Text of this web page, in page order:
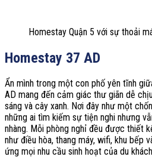
Homestay Quận 5 với sự thoải
Homestay 37 AD
Ẩn mình trong một con phố yên tĩnh
AD mang đến cảm giác thư giãn dễ
sáng và cây xanh. Nơi đây như một
những ai tìm kiếm sự tiện nghi nhưng
nhàng. Mỗi phòng nghỉ đều được thiết
như điều hòa, thang máy, wifi, khu bếp
ứng mọi nhu cầu sinh hoạt của du